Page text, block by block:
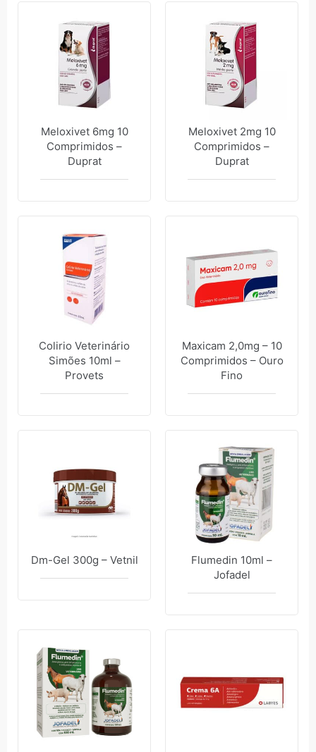
Meloxivet 6mg 10
Comprimidos –
Duprat
Meloxivet 2mg 10
Comprimidos –
Duprat
Colirio Veterinário
Simões 10ml –
Provets
Maxicam 2,0mg – 10
Comprimidos – Ouro
Fino
Dm-Gel 300g – Vetnil
Flumedin 10ml –
Jofadel